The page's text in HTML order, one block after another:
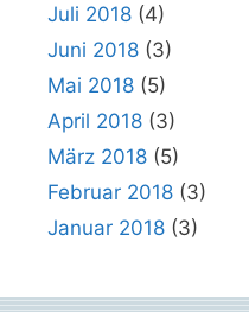
Juli 2018 (4)
Juni 2018 (3)
Mai 2018 (5)
April 2018 (3)
März 2018 (5)
Februar 2018 (3)
Januar 2018 (3)